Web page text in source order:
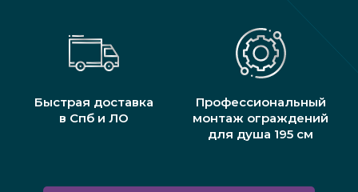
Быстрая доставка
в Спб и ЛО
Профессиональный
монтаж ограждений
для душа 195 см